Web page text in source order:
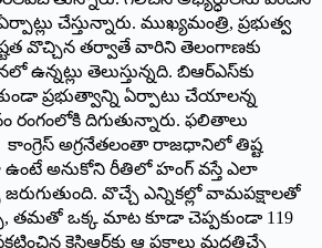
చేస్తున్నారు. ముఖ్యమంత్రి, ప్రభుత్వ
వొచ్చిన తర్వాతే వారిని తెలంగాణకు
తెలుస్తున్నది. బిఆర్‌ఎస్‌కు
ప్రభుత్వాన్ని ఏర్పాటు చేయాలన్న
రంగంలోకి దిగుతున్నారు. ఫలితాలు
కాంగ్రెస్‌ అగ్రనేతలంతా రాజధానిలో తిష్ట
అనుకోని రీతిలో హంగ్‌ వస్తే ఎలా
వొచ్చే ఎన్నికల్లో వామపక్షాలతో
తమతో ఒక్క మాట కూడా చెప్పకుండా 119
కెసిఆర్‌కు ఆ పక్షాలు మద్దతిచ్చే